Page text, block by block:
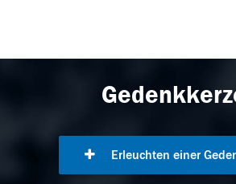
Erleuchten einer